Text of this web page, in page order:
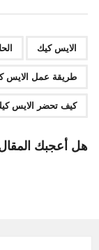
t
الايس كيك
طريقة عمل الايس
كيف تحضر الايس
هل أعجبك